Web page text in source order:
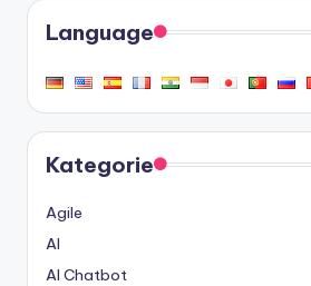
Language
Kategorie
Agile
AI
AI Chatbot